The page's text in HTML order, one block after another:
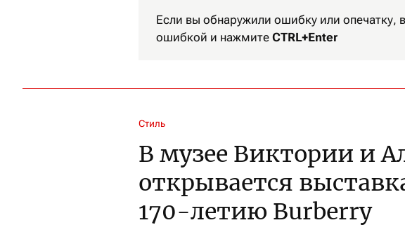
Если вы обнаружили ошибку или опечатку,
ошибкой и нажмите CTRL+Enter
Стиль
В музее Виктории и
открывается
170-летию Burberry